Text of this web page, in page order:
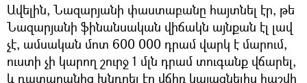
Ավելին, Նազարյանի փաստաբանը հայտնել էր, թե
Նազարյանի ֆինանսական վիճակն այնքան էլ լավ
չէ, ամսական մոտ 600 000 դրամ վարկ է մարում,
ուստի չի կարող շուրջ 1 մլն դրամ տուգանք վճարել,
և դատարանից խնդրել էր վճիռ կայացնելիս հաշվի